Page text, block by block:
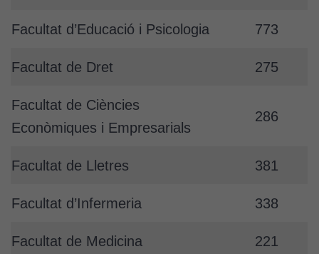
Facultat d’Educació i Psicologia 773
Facultat de Dret 275
Facultat de Ciències
Econòmiques i Empresarials
286
Facultat de Lletres 381
Facultat d’Infermeria 338
Facultat de Medicina 221